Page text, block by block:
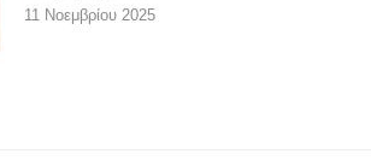
11 Νοεμβρίου 2025